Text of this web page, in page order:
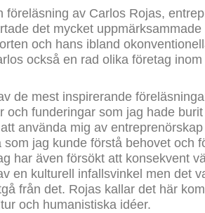
föreläsning av Carlos Rojas,
det mycket
och hans ibland
också en rad olika företag
de mest inspirerande
och funderingar som jag hade
använda mig av
som jag kunde förstå behovet och
har även försökt att konsekvent
en kulturell infallsvinkel men det
från det. Rojas kallar det här
och humanistiska idéer.